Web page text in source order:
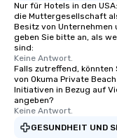
Nur für Hotels in den
die Muttergesellschaft
Besitz von
geben Sie bitte an, als
sind:
Keine Antwort.
Falls zutreffend, könnten
von Okuma Private
Initiativen in Bezug auf
angeben?
Keine Antwort.
GESUNDHEIT UND